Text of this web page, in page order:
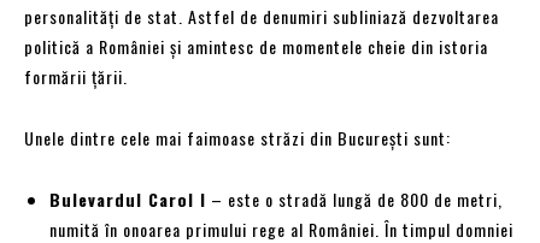
personalități de stat. Astfel de denumiri subliniază dezvoltarea
politică a României și amintesc de momentele cheie din istoria
formării țării.
Unele dintre cele mai faimoase străzi din București sunt:
Bulevardul Carol I – este o stradă lungă de 800 de metri,
numită în onoarea primului rege al României. În timpul domniei